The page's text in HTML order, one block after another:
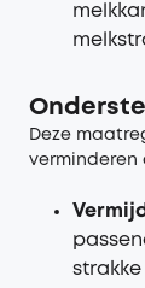
Deze
verminderen